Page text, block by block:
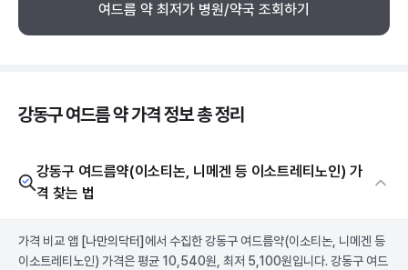
여드름 약 최저가 병원/약국 조회하기
강동구 여드름 약 가격 정보 총 정리
강동구 여드름약(이소티논, 니메겐 등 이소트레티노인) 가
격 찾는 법
가격 비교 앱 [나만의닥터] 에서 수집한 강동구 여드름약(이소티논, 니메겐 등
이소트레티노인) 가격은 평균 10,540원, 최저 5,100원입니다. 강동구 여드